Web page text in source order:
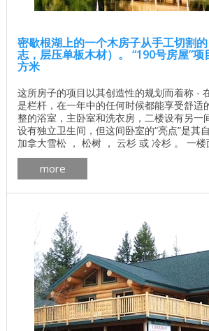
密歇根湖上的一个木房子从手工切割
志，层压单板木材）。 “190号房屋”
方米
这所房子的项目以其创造性的规划而着称 -
是栏杆，在一年中的任何时候都能享受舒适
整的浴室，主卧室和洗衣房，二楼设有另一
设有独立卫生间，但这间卧室的“亮点”是其
加拿大雪松 ， 松树 ， 云杉 或 冷杉 。 一
二楼面积：78.6平方米 总面积：190.1平方
立计算基础价格 所有建筑工程在建房和修理
屋的最佳项目 墙壁材料最佳住宅项目 ...
more